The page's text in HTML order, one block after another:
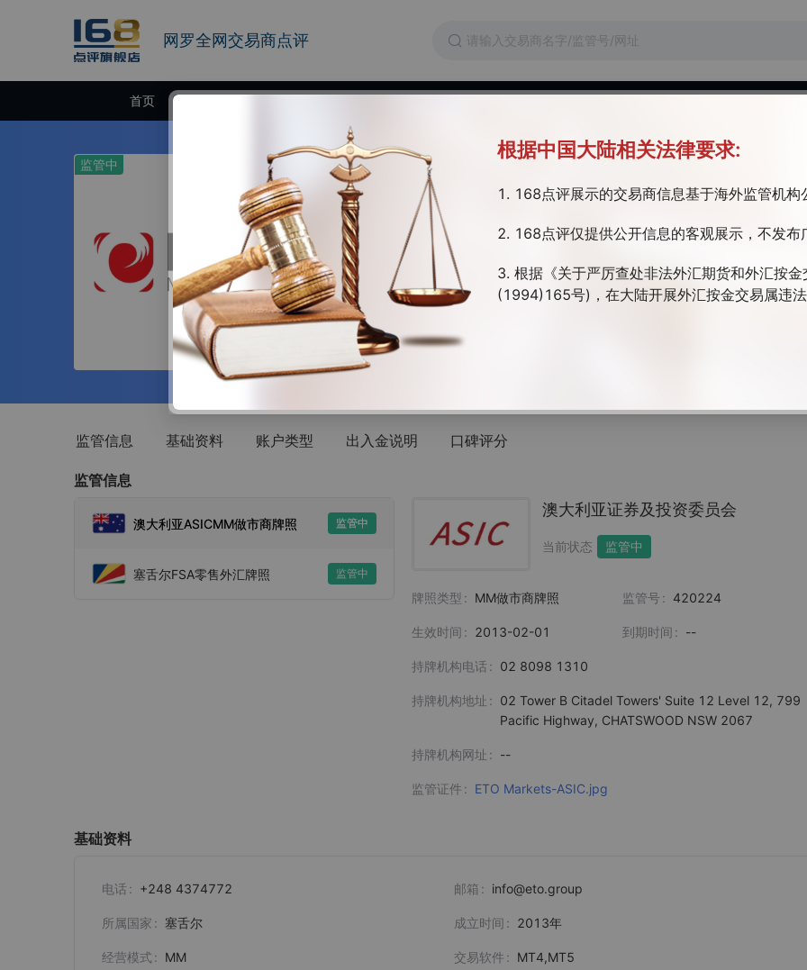
网罗全网交易商点评
首页
监管中 ETO Markets
10-15年 | 澳大利亚监管 | 塞舌尔监管 | 全牌照(MM)
ETO Markets于2013年在澳大利亚成立。我们竭诚为客户提供全球在线交易与金融服务
品范围涉及货币对、贵金属、能源与指数等差价合约 。 ETO Markets及其集团成员为全
户提供交易战略和投资方案。我们的客户足迹遍布于亚洲、欧洲、中东、非洲和大洋洲的
100多个国家。面对全球金融市场的机遇与挑战，我们致力于开发领先的金融技术、交易
台及产品，以便我们的客户可以随时随地完成交易，并拥有最好的交易体验。
官网 交易软件
监管信息 基础资料 账户类型 出入金说明 口碑评分
监管信息
澳大利亚ASICMM做市商牌照 监管中
塞舌尔FSA零售外汇牌照 监管中
澳大利亚证券及投资委员会
当前状态 监管中
牌照类型 MM做市商牌照 监管号 420224
生效时间 2013-02-01 到期时间 --
持牌机构电话 02 8098 1310
持牌机构地址
02 Tower B Citadel Towers' Suite 12 Level 12, 799
Pacific Highway, CHATSWOOD NSW 2067
持牌机构网址 --
监管证件 ETO Markets-ASIC.jpg
基础资料
电话 +248 4374772 邮箱 info@eto.group
所属国家 塞舌尔 成立时间 2013年
经营模式 MM 交易软件 MT4,MT5
根据中国大陆相关法律要求:
1. 168点评展示的交易商信息基于海外监管机构
2. 168点评仅提供公开信息的客观展示，不发布
3. 根据《关于严厉查处非法外汇期货和外汇按
(1994)165号)，在大陆开展外汇按金交易属违